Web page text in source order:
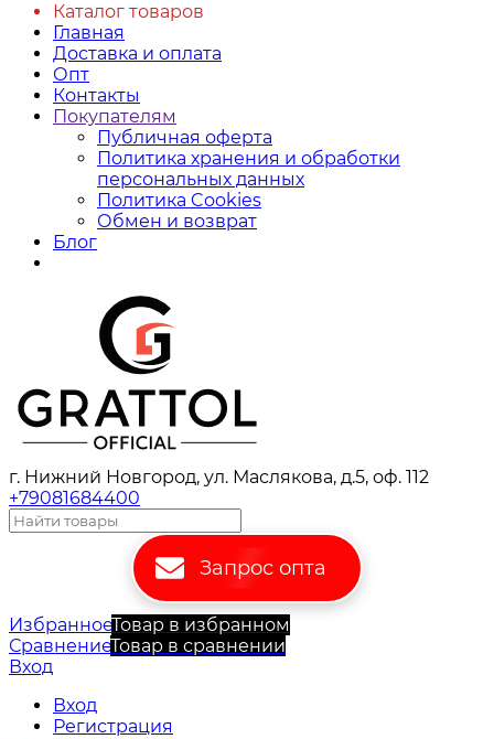
Каталог товаров
Главная
Доставка и оплата
Опт
Контакты
Покупателям
Публичная оферта
Политика хранения и обработки
персональных данных
Политика Cookies
Обмен и возврат
Блог
г. Нижний Новгород, ул. Маслякова, д.5, оф. 112
+79081684400
Запрос опта
ИзбранноеТовар в избранном
СравнениеТовар в сравнении
Вход
Вход
Регистрация